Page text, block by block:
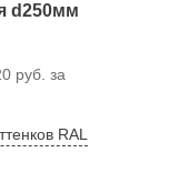
d250мм
руб. за
RAL